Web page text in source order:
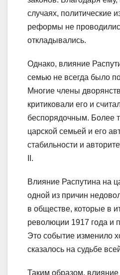
случаях, политические
реформы не
откладывались.
Однако, влияние
семью не всегда было
Многие члены
критиковали его и
беспорядочным. Более
царской семьей и его
стабильности и
II.
Влияние Распутина на
одной из причин
в обществе, которые в
революции 1917 года и
Это событие изменило
сказалось на судьбе
Таким образом, влияние